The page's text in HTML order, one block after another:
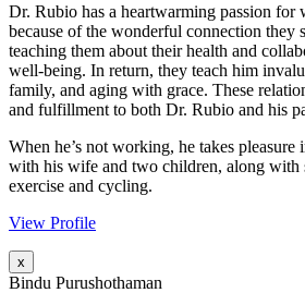
Dr. Rubio has a heartwarming passion for
because of the wonderful connection they
teaching them about their health and
well-being. In return, they teach him
family, and aging with grace. These
and fulfillment to both Dr. Rubio and his
When he’s not working, he takes
with his wife and two children, along with
exercise and cycling.
View Profile
x
Bindu Purushothaman